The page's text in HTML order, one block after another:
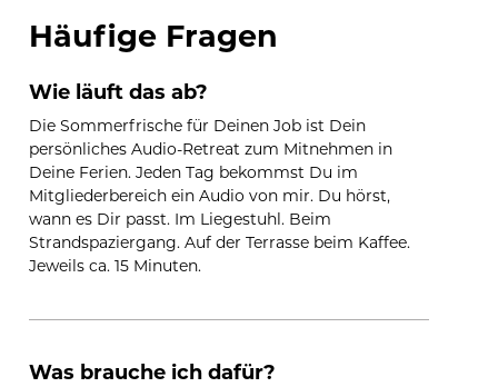
Häufige Fragen
Wie läuft das ab?
Die Sommerfrische für Deinen Job ist Dein
persönliches Audio-Retreat zum Mitnehmen in
Deine Ferien. Jeden Tag bekommst Du im
Mitgliederbereich ein Audio von mir. Du hörst,
wann es Dir passt. Im Liegestuhl. Beim
Strandspaziergang. Auf der Terrasse beim Kaffee.
Jeweils ca. 15 Minuten.
Was brauche ich dafür?